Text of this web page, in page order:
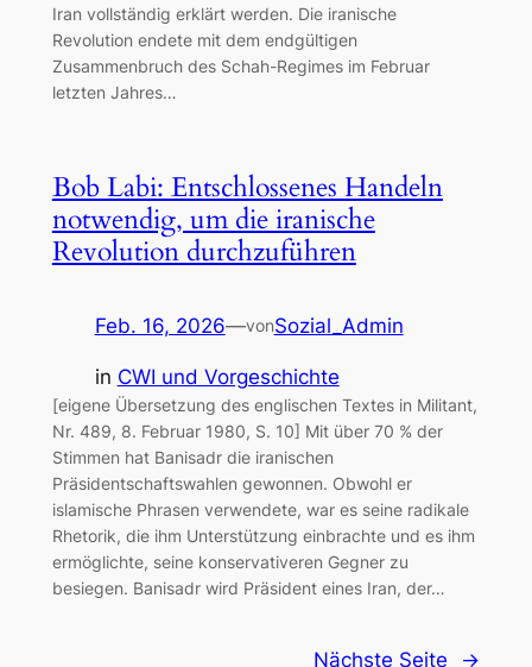
Iran vollständig erklärt werden. Die iranische
Revolution endete mit dem endgültigen
Zusammenbruch des Schah-Regimes im Februar
letzten Jahres…
Bob Labi: Entschlossenes Handeln
notwendig, um die iranische
Revolution durchzuführen
Feb. 16, 2026—vonSozial_Admin
in CWI und Vorgeschichte
[eigene Übersetzung des englischen Textes in Militant,
Nr. 489, 8. Februar 1980, S. 10] Mit über 70 % der
Stimmen hat Banisadr die iranischen
Präsidentschaftswahlen gewonnen. Obwohl er
islamische Phrasen verwendete, war es seine radikale
Rhetorik, die ihm Unterstützung einbrachte und es ihm
ermöglichte, seine konservativeren Gegner zu
besiegen. Banisadr wird Präsident eines Iran, der…
Nächste Seite →